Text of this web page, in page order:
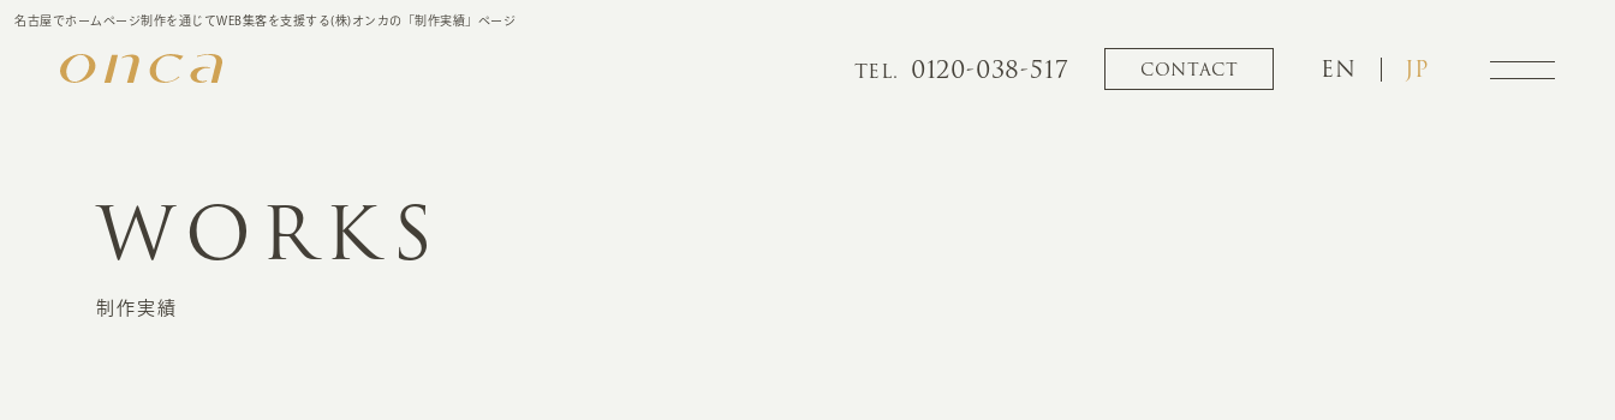
名古屋でホームページ制作を通じてWEB集客を支援する(株)オンカの「制作実績」ページ
TEL. 0120-038-517 CONTACT EN JP
WORKS
制作実績